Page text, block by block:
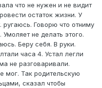
что не нужен и не видит
остаток жизни. У
ругаюсь. Говорю что отниму
не делать этого.
Беру себя. В руки.
часа 4. Устал легли
не разговаривали.
мог. Так родительскую
сказал чтобы